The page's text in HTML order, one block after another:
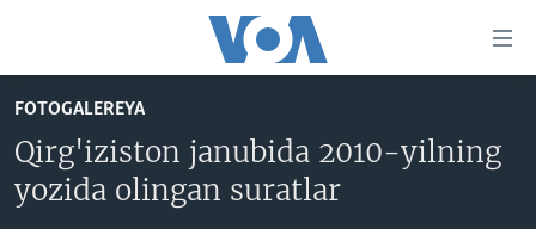
boring
Boshiga
Qidiruvga
o'ting
AMERIKA
MARKAZIY OSIYO
FOTOGALEREYA
Qirg'iziston janubida 2010-yilning
yozida olingan suratlar